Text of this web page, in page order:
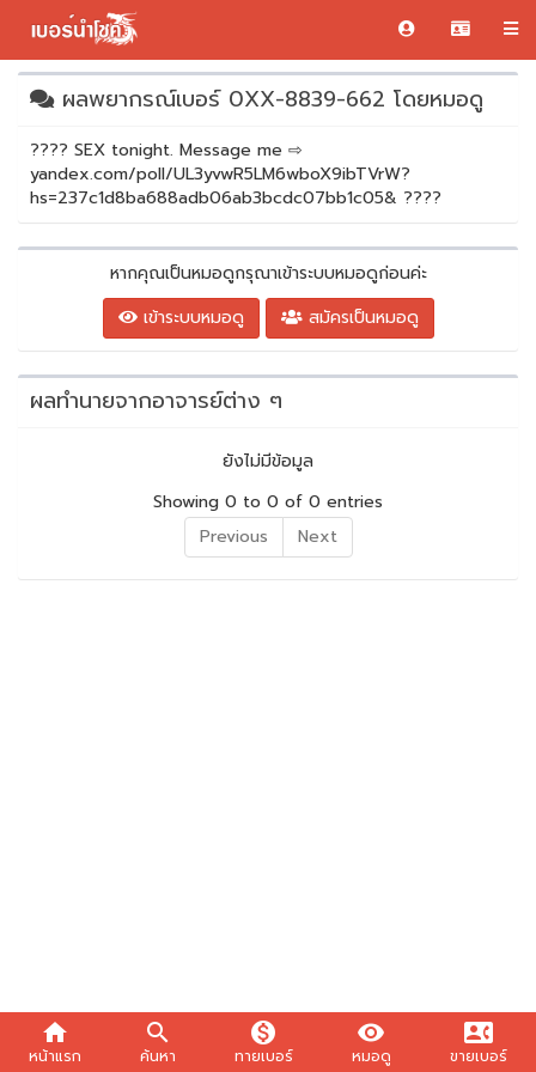
home
หน้าแรก
search
ค้นหา
monetization_on
ทายเบอร์
visibility
หมอดู
contact_phone
ขายเบอร์
ผลพยากรณ์เบอร์ 0XX-8839-662 โดยหมอดู
???? SEX tonight. Message me ⇨
yandex.com/poll/UL3yvwR5LM6wboX9ibTVrW?
hs=237c1d8ba688adb06ab3bcdc07bb1c05& ????
หากคุณเป็นหมอดูกรุณาเข้าระบบหมอดูก่อนค่ะ
เข้าระบบหมอดู
สมัครเป็นหมอดู
ผลทำนายจากอาจารย์ต่าง ๆ
ยังไม่มีข้อมูล
Showing 0 to 0 of 0 entries
Previous
Next